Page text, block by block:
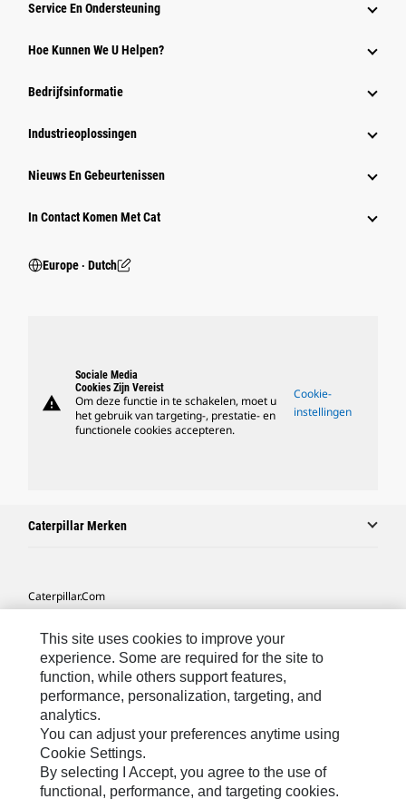
Service En Ondersteuning
Hoe Kunnen We U Helpen?
Bedrijfsinformatie
Industrieoplossingen
Nieuws En Gebeurtenissen
In Contact Komen Met Cat
Europe ‧ Dutch
warning
Sociale Media
Cookies Zijn Vereist
Om deze functie in te schakelen, moet u
het gebruik van targeting-, prestatie- en
functionele cookies accepteren.
Cookie-
instellingen
Caterpillar Merken
Caterpillar.com
Mijn Marketingvoorkeuren
Site Map
Cookie Settings
Legal
Privacy
This site uses cookies to improve your
experience. Some are required for the site to
function, while others support features,
performance, personalization, targeting, and
analytics.
You can adjust your preferences anytime using
Cookie Settings.
By selecting I Accept, you agree to the use of
functional, performance, and targeting cookies.